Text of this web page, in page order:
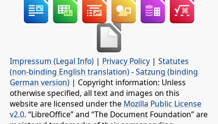
Impressum (Legal Info) | Privacy Policy | Statutes
(non-binding English translation) -Satzung (binding
German version) | Copyright information: Unless
otherwise specified, all text and images on this
website are licensed under the Mozilla Public License
v2.0. “LibreOffice” and “The Document Foundation” are